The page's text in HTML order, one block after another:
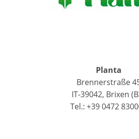
Planta
Brennerstraße
IT-39042, Brixen
Tel.: +39 0472